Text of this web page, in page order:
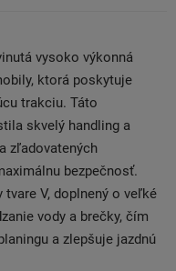
vysoko výkonná
ktorá poskytuje
trakciu. Táto
skvelý handling a
zľadovatených
bezpečnosť.
V, doplnený o veľké
vody a brečky, čím
a zlepšuje jazdnú